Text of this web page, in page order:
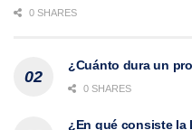
0 SHARES
¿Cuánto dura un
0 SHARES
¿En qué consiste la